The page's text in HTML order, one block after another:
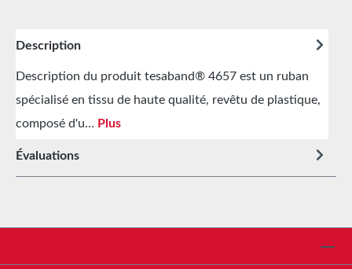
Description
Description du produit tesaband® 4657 est un ruban
spécialisé en tissu de haute qualité, revêtu de plastique,
composé d'u… Plus
Évaluations